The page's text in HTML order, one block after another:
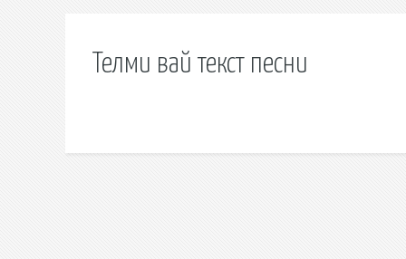
Телми вай текст песни